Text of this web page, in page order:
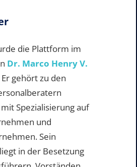
die Plattform im
Dr. Marco Henry V.
Er gehört zu den
Spezialisierung auf
und
Sein
in der Besetzung